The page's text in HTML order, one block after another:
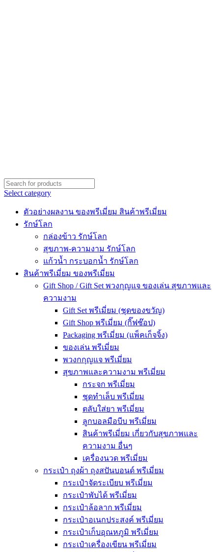
Select category
ตัวอย่างผลงาน ของพรีเมี่ยม สินค้าพรีเมี่ยม
รักษ์โลก
กล่องข้าว รักษ์โลก
สุขภาพ-ความงาม รักษ์โลก
แก้วน้ำ กระบอกน้ำ รักษ์โลก
สินค้าพรีเมี่ยม ของพรีเมี่ยม
Gift Shop / Gift Set พวงกุญแจ ของเล่น สุขภาพและ
ความงาม
Gift Set พรีเมี่ยม (ชุดของขวัญ)
Gift Shop พรีเมี่ยม (กิ๊ฟช๊อป)
Packaging พรีเมี่ยม (แพ็คเก็จจิ้ง)
ของเล่น พรีเมี่ยม
พวงกกุญแจ พรีเมี่ยม
สุขภาพและความงาม พรีเมี่ยม
กระจก พรีเมี่ยม
ชุดทำเล็บ พรีเมี่ยม
ตลับใส่ยา พรีเมี่ยม
ลูกบอลมือบีบ พรีเมี่ยม
สินค้าพรีเมี่ยม เกี่ยวกับสุขภาพและ
ความงาม อื่นๆ
เครื่องนวด พรีเมี่ยม
กระเป๋า ถุงผ้า ถุงสปันบอนด์ พรีเมี่ยม
กระเป๋าจัดระเบียบ พรีเมี่ยม
กระเป๋าพับได้ พรีเมี่ยม
กระเป๋าล้อลาก พรีเมี่ยม
กระเป๋าอเนกประสงค์ พรีเมี่ยม
กระเป๋าเก็บอุณหภูมิ พรีเมี่ยม
กระเป๋าเครื่องเขียน พรีเมี่ยม